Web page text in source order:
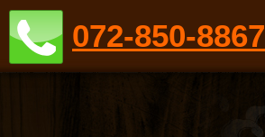
072-850-8867